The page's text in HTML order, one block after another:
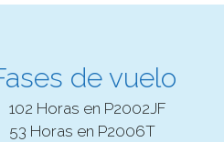
de vuelo
102 Horas en P2002JF
53 Horas en P2006T